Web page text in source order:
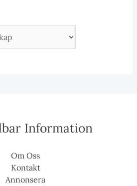
Information
Om Oss
Kontakt
Annonsera